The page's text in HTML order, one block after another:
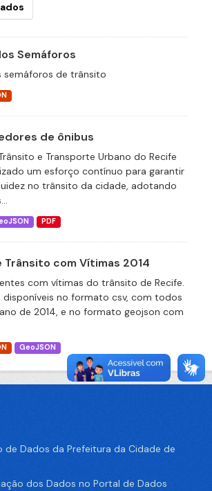
Semáforos
semáforos de trânsito
de ônibus
e Transporte Urbano do Recife
um esforço contínuo para garantir
no trânsito da cidade, adotando
PDF
com Vítimas 2014
com vítimas do trânsito de Recife.
disponíveis no formato csv, com todos
de 2014, e no formato geojson com
GeoJSON
de Dados da Prefeitura da Cidade de
dos Dados no Portal de Dados